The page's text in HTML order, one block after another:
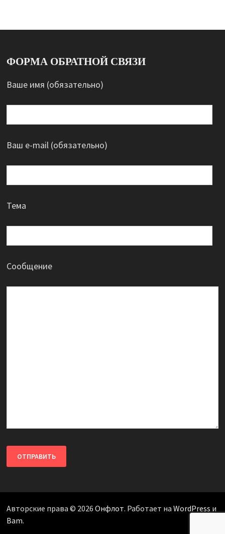
ФОРМА ОБРАТНОЙ СВЯЗИ
Ваше имя (обязательно)
Ваш e-mail (обязательно)
Тема
Сообщение
Авторские права © 2026 Онфлот. Работает на WordPress и
Bam.